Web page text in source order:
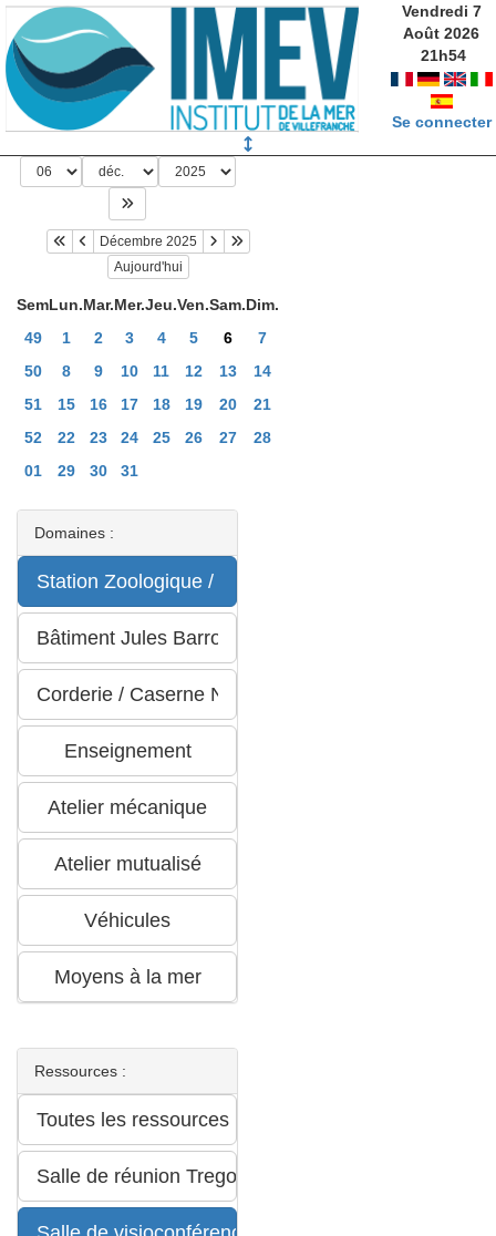
Vendredi 7
Août 2026
21h54
Se connecter
Décembre 2025
Aujourd'hui
SemLun.Mar.Mer.Jeu.Ven.Sam.Dim.
49
1 2 3 4 5 6
7
50
8 9 10 11 12 13
14
51
15 16 17 18 19 20
21
52
22 23 24 25 26 27
28
01
29 30 31
Domaines :
Ressources :